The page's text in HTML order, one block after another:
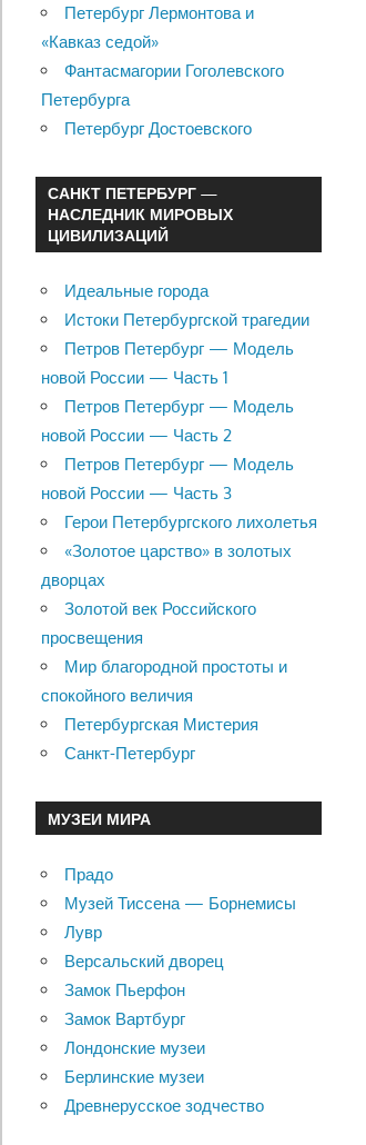
Петербург Лермонтова и
«Кавказ седой»
Фантасмагории Гоголевского
Петербурга
Петербург Достоевского
САНКТ ПЕТЕРБУРГ —
НАСЛЕДНИК МИРОВЫХ
ЦИВИЛИЗАЦИЙ
Идеальные города
Истоки Петербургской трагедии
Петров Петербург — Модель
новой России — Часть 1
Петров Петербург — Модель
новой России — Часть 2
Петров Петербург — Модель
новой России — Часть 3
Герои Петербургского лихолетья
«Золотое царство» в золотых
дворцах
Золотой век Российского
просвещения
Мир благородной простоты и
спокойного величия
Петербургская Мистерия
Санкт-Петербург
МУЗЕИ МИРА
Прадо
Музей Тиссена — Борнемисы
Лувр
Версальский дворец
Замок Пьерфон
Замок Вартбург
Лондонские музеи
Берлинские музеи
Древнерусское зодчество